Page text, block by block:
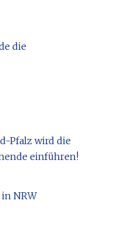
die
Pfalz wird die
einführen!
NRW